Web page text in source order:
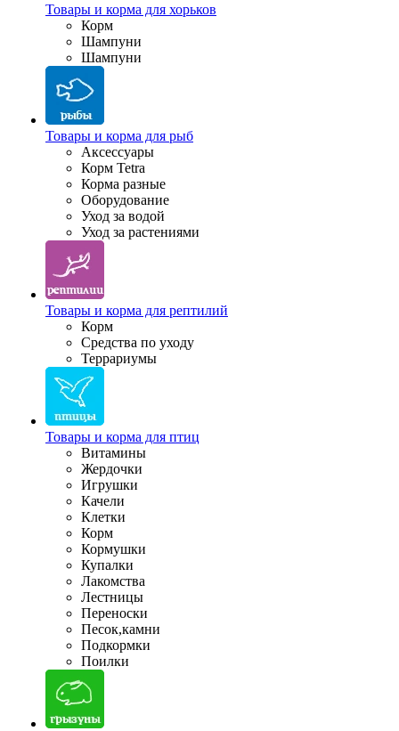
Товары и корма для хорьков
Корм
Шампуни
Шампуни
Товары и корма для рыб
Аксессуары
Корм Tetra
Корма разные
Оборудование
Уход за водой
Уход за растениями
Товары и корма для рептилий
Корм
Средства по уходу
Террариумы
Товары и корма для птиц
Витамины
Жердочки
Игрушки
Качели
Клетки
Корм
Кормушки
Купалки
Лакомства
Лестницы
Переноски
Песок,камни
Подкормки
Поилки